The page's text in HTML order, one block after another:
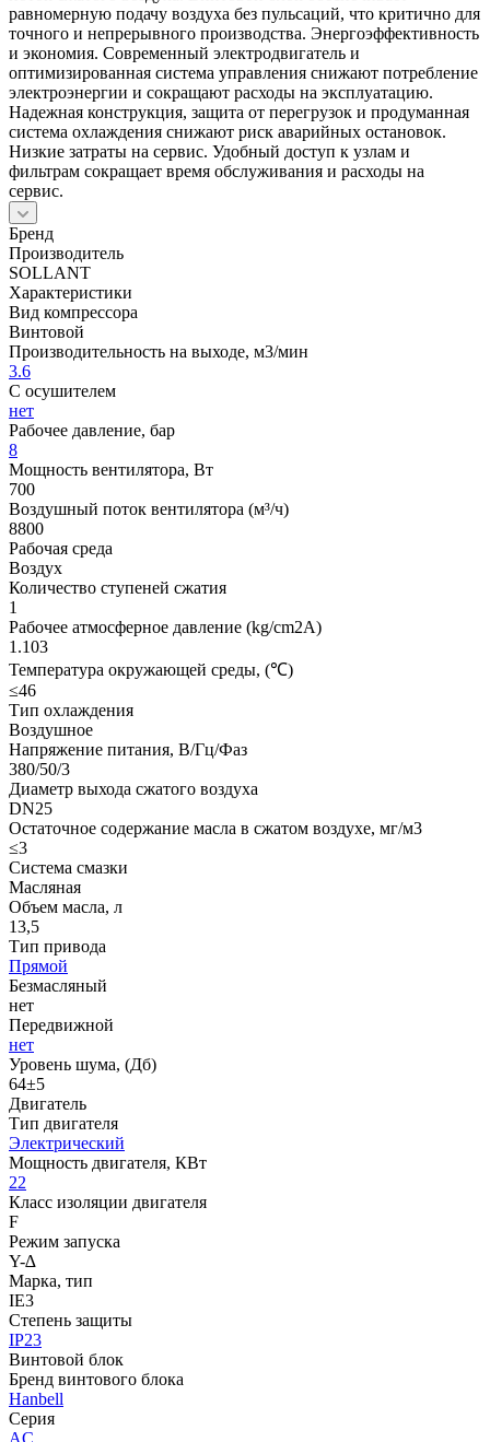
равномерную подачу воздуха без пульсаций, что критично для
точного и непрерывного производства. Энергоэффективность
и экономия. Современный электродвигатель и
оптимизированная система управления снижают потребление
электроэнергии и сокращают расходы на эксплуатацию.
Надежная конструкция, защита от перегрузок и продуманная
система охлаждения снижают риск аварийных остановок.
Низкие затраты на сервис. Удобный доступ к узлам и
фильтрам сокращает время обслуживания и расходы на
сервис.
Бренд
Производитель
SOLLANT
Характеристики
Вид компрессора
Винтовой
Производительность на выходе, м3/мин
3.6
С осушителем
нет
Рабочее давление, бар
8
Мощность вентилятора, Вт
700
Воздушный поток вентилятора (м³/ч)
8800
Рабочая среда
Воздух
Количество ступеней сжатия
1
Рабочее атмосферное давление (kg/cm2A)
1.103
Температура окружающей среды, (℃)
≤46
Тип охлаждения
Воздушное
Напряжение питания, В/Гц/Фаз
380/50/3
Диаметр выхода сжатого воздуха
DN25
Остаточное содержание масла в сжатом воздухе, мг/м3
≤3
Система смазки
Масляная
Объем масла, л
13,5
Тип привода
Прямой
Безмасляный
нет
Передвижной
нет
Уровень шума, (Дб)
64±5
Двигатель
Тип двигателя
Электрический
Мощность двигателя, КВт
22
Класс изоляции двигателя
F
Режим запуска
Y-∆
Марка, тип
IE3
Степень защиты
IP23
Винтовой блок
Бренд винтового блока
Hanbell
Серия
AC